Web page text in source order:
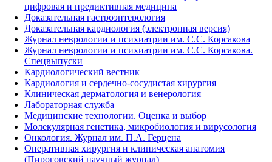
цифровая и предиктивная медицина
Доказательная гастроэнтерология
Доказательная кардиология (электронная версия)
Журнал неврологии и психиатрии им. С.С. Корсакова
Журнал неврологии и психиатрии им. С.С. Корсакова.
Спецвыпуски
Кардиологический вестник
Кардиология и сердечно-сосудистая хирургия
Клиническая дерматология и венерология
Лабораторная служба
Медицинские технологии. Оценка и выбор
Молекулярная генетика, микробиология и вирусология
Онкология. Журнал им. П.А. Герцена
Оперативная хирургия и клиническая анатомия
(Пироговский научный журнал)